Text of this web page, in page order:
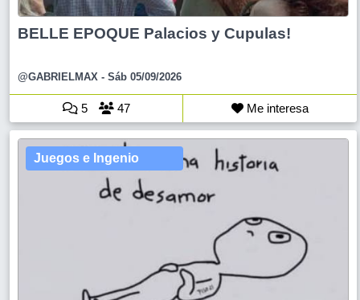
BELLE EPOQUE Palacios y Cupulas!
@GABRIELMAX - Sáb 05/09/2026
5 47 Me interesa
Juegos e Ingenio